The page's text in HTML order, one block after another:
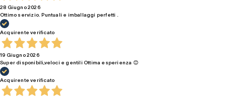
28 Giugno 2026
Ottimo servizio. Puntuali e imballaggi perfetti .
Acquirente verificato
19 Giugno 2026
Super disponibili,veloci e gentili Ottima esperienza 😊
Acquirente verificato